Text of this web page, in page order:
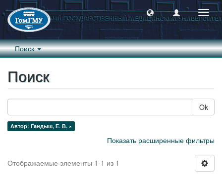
Поиск
Поиск
Ok
Автор: Гандыш, Е. В. ×
Показать расширенные фильтры
Отображаемые элементы 1-1 из 1